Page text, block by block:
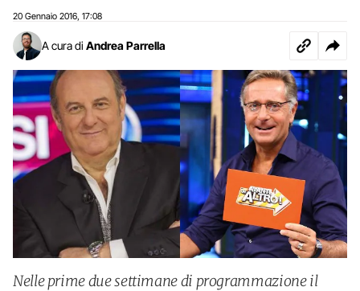
20 Gennaio 2016 17:08
A cura di Andrea Parrella
Nelle prime due settimane di programmazione il